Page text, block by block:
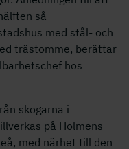
så
med stål- och
trästomme, berättar
hos
skogarna i
på Holmens
med närhet till den